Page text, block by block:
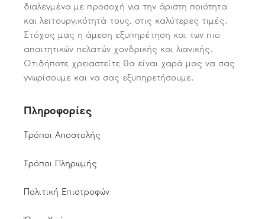
διαλεγμένα με προσοχή για την άριστη ποιότητα
και λειτουργικότητά τους, στις καλύτερες τιμές.
Στόχος μας η άμεση εξυπηρέτηση και των πιο
απαιτητικών πελατών χονδρικής και λιανικής.
Οτιδήποτε χρειαστείτε θα είναι χαρά μας να σας
γνωρίσουμε και να σας εξυπηρετήσουμε.
Πληροφορίες
Τρόποι Αποστολής
Τρόποι Πληρωμής
Πολιτική Επιστροφών